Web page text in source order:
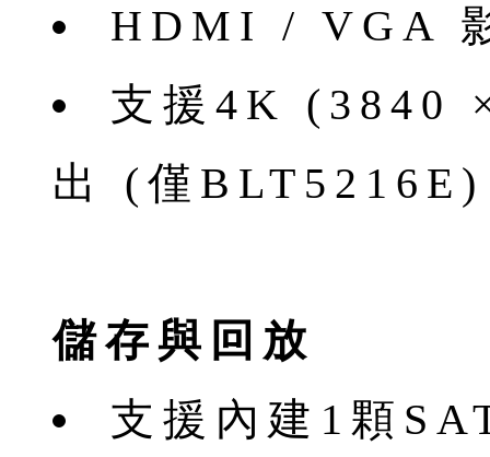
HDMI / VGA
⽀援4K (3840
出 (僅BLT5216E)
儲存與回放
⽀援內建1顆